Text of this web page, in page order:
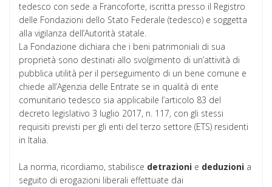
tedesco con sede a Francoforte, iscritta presso il Registro
delle Fondazioni dello Stato Federale (tedesco) e soggetta
alla vigilanza dell’Autorità statale.
La Fondazione dichiara che i beni patrimoniali di sua
proprietà sono destinati allo svolgimento di un’attività di
pubblica utilità per il perseguimento di un bene comune e
chiede all’Agenzia delle Entrate se in qualità di ente
comunitario tedesco sia applicabile l’articolo 83 del
decreto legislativo 3 luglio 2017, n. 117, con gli stessi
requisiti previsti per gli enti del terzo settore (ETS) residenti
in Italia.
La norma, ricordiamo, stabilisce detrazioni e deduzioni a
seguito di erogazioni liberali effettuate dai